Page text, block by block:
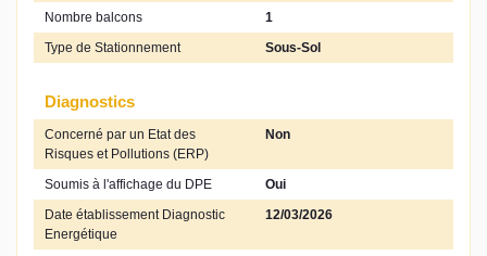
Nombre balcons
1
Type de Stationnement
Sous-Sol
Diagnostics
Concerné par un Etat des
Risques et Pollutions (ERP)
Non
Soumis à l'affichage du DPE
Oui
Date établissement Diagnostic
Energétique
12/03/2026